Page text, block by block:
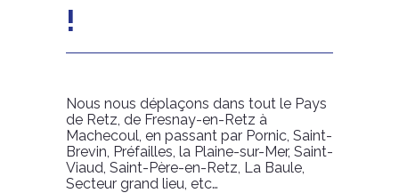
!
Nous nous déplaçons dans tout le Pays
de Retz, de Fresnay-en-Retz à
Machecoul, en passant par Pornic, Saint-
Brevin, Préfailles, la Plaine-sur-Mer, Saint-
Viaud, Saint-Père-en-Retz, La Baule,
Secteur grand lieu, etc…